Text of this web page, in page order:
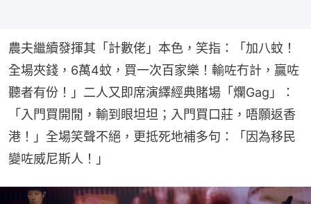
農夫繼續發揮其「計數佬」本色，笑指：「加八蚊！
全場夾錢，6萬4蚊，買一次百家樂！輸咗冇計，贏咗
聽者有份！」二人又即席演繹經典賭場「爛Gag」：
「入門買開閒，輸到眼坦坦；入門買口莊，唔願返香
港！」全場笑聲不絕，更抵死地補多句：「因為移民
變咗威尼斯人！」